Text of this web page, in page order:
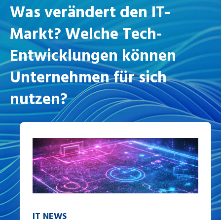
Was verändert den IT-
Markt? Welche Tech-
Entwicklungen können
Unternehmen für sich
nutzen?
IT NEWS